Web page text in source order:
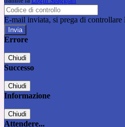
E-mail inviata, si prega di controllare
Errore
Chiudi
Successo
Chiudi
Informazione
Chiudi
Attendere...